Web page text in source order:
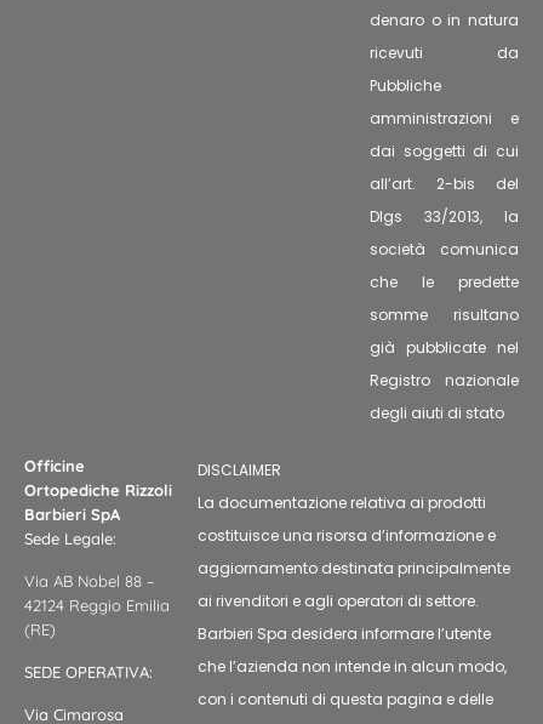
denaro o in natura
ricevuti da
Pubbliche
amministrazioni e
dai soggetti di cui
all’art. 2-bis del
Dlgs 33/2013, la
società comunica
che le predette
somme risultano
già pubblicate nel
Registro nazionale
degli aiuti di stato
Officine
Ortopediche Rizzoli
Barbieri SpA
Sede Legale:
Via AB Nobel 88 –
42124 Reggio Emilia
(RE)
SEDE OPERATIVA:
Via Cimarosa
DISCLAIMER
La documentazione relativa ai prodotti
costituisce una risorsa d’informazione e
aggiornamento destinata principalmente
ai rivenditori e agli operatori di settore.
Barbieri Spa desidera informare l’utente
che l’azienda non intende in alcun modo,
con i contenuti di questa pagina e delle